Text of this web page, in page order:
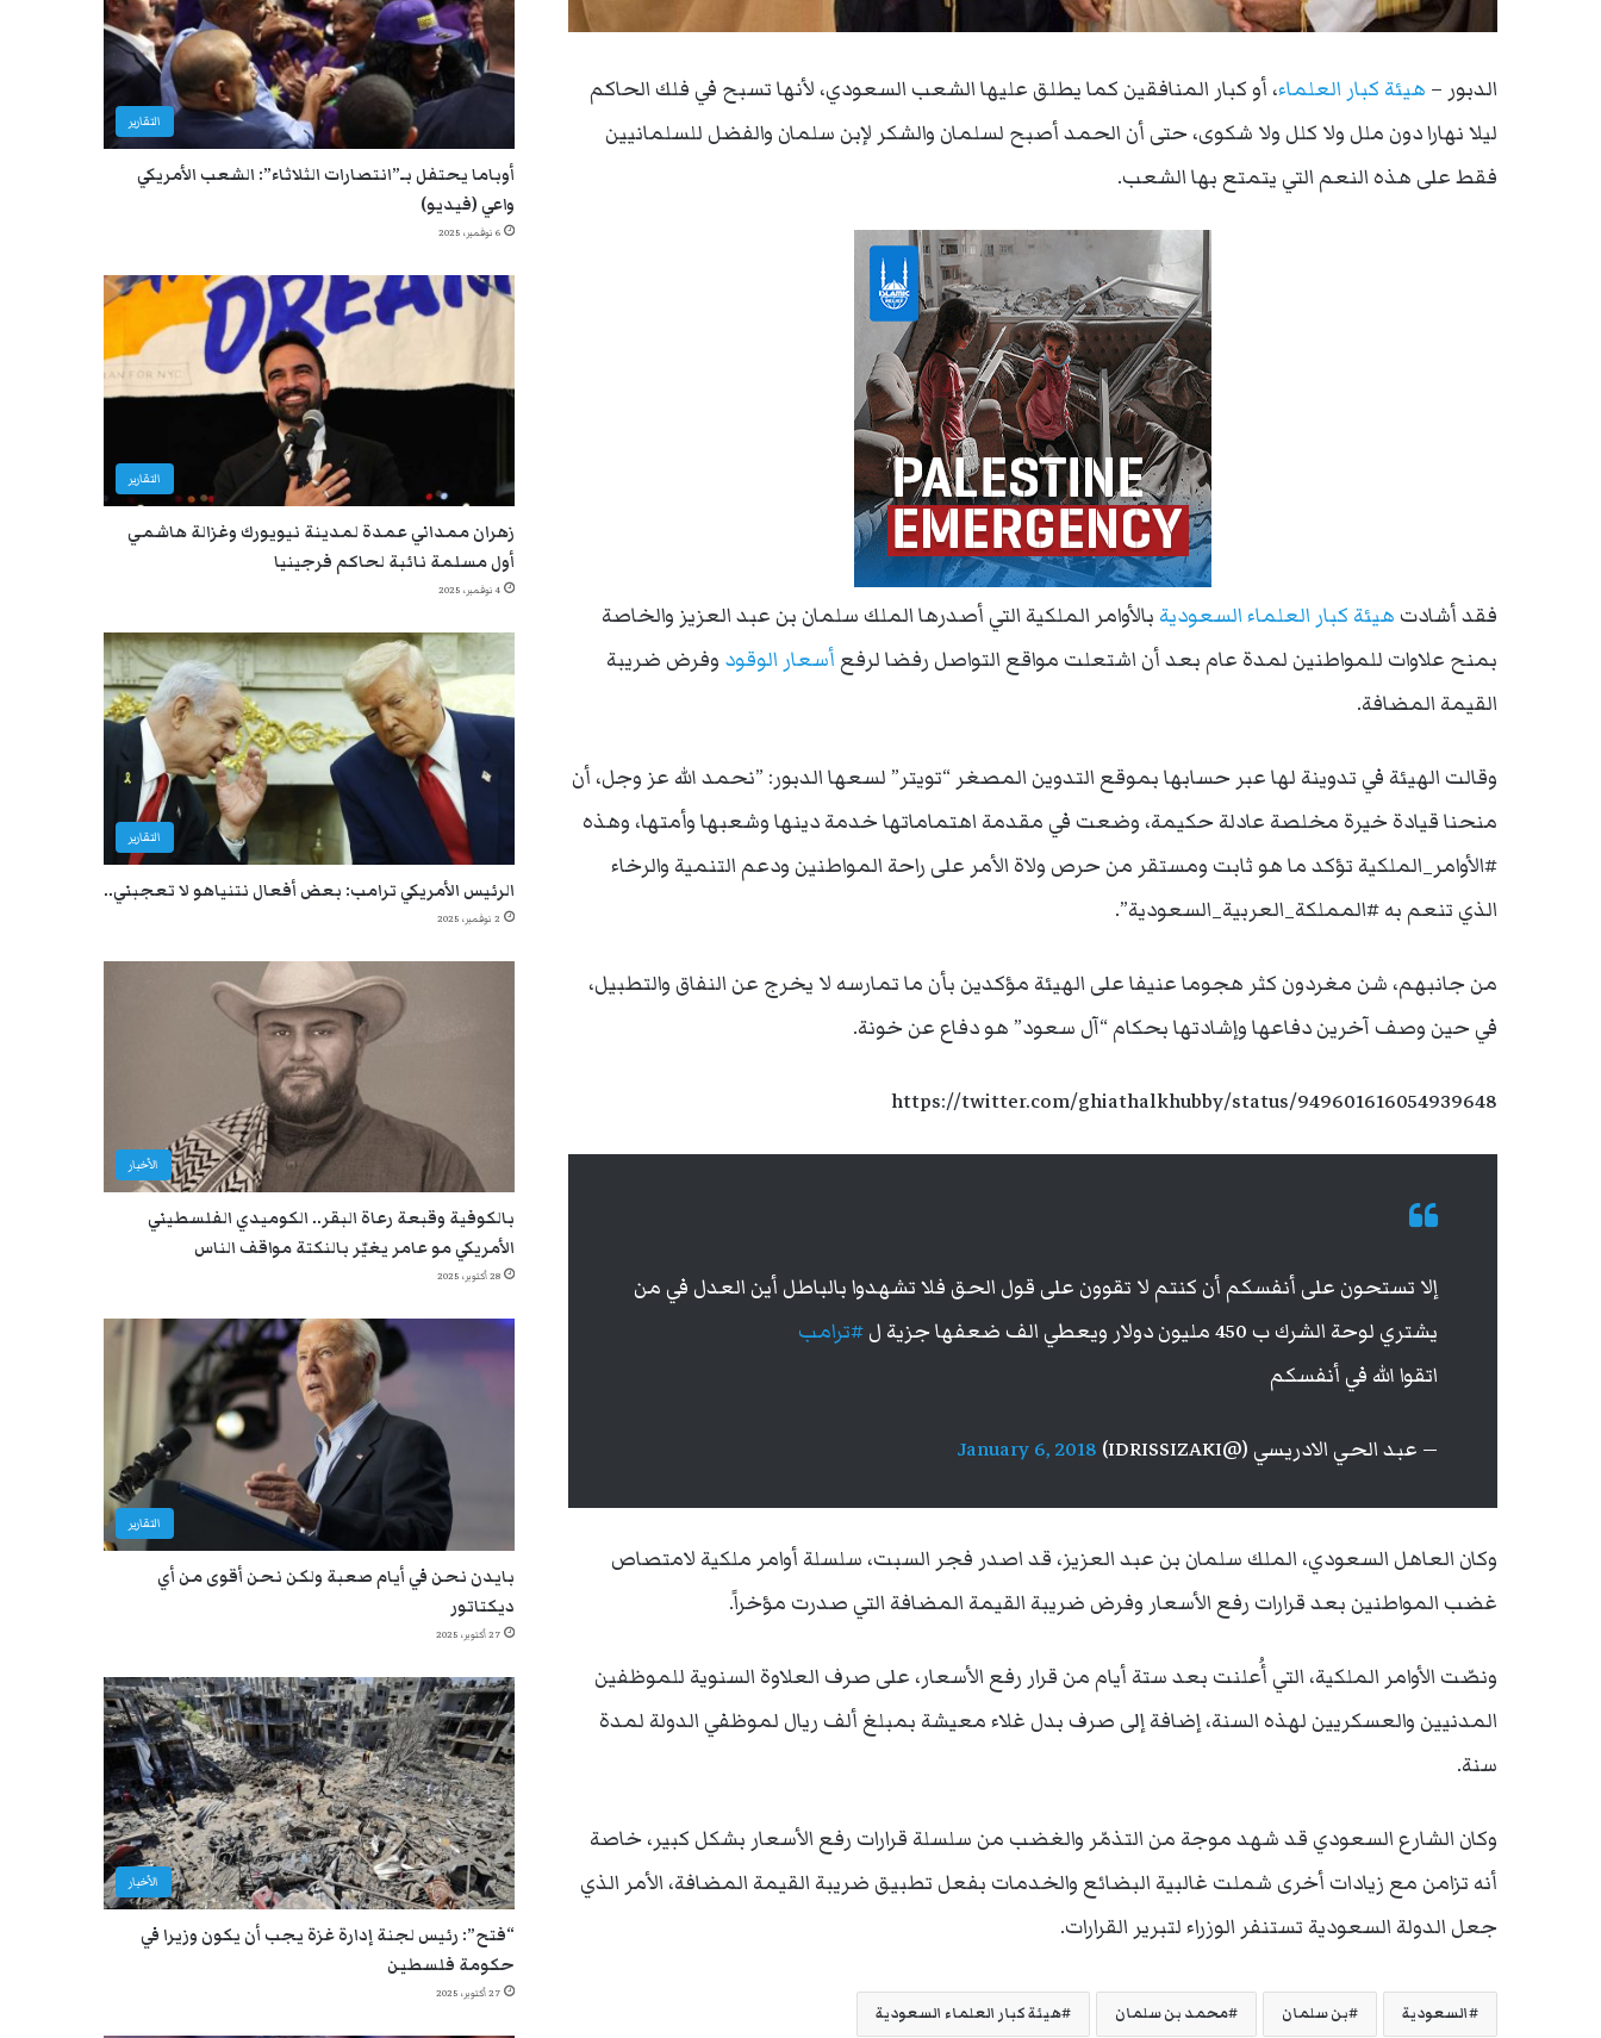
الدبور – هيئة كبار العلماء، أو كبار المنافقين كما يطلق عليها الشعب السعودي، لأنها تسبح في فلك الحاكم
ليلا نهارا دون ملل ولا كلل ولا شكوى، حتى أن الحمد أصبح لسلمان والشكر لإبن سلمان والفضل للسلمانيين
فقط على هذه النعم التي يتمتع بها الشعب.
فقد أشادت هيئة كبار العلماءالسعودية بالأوامر الملكية التي أصدرها الملك سلمان بن عبد العزيز والخاصة
بمنح علاوات للمواطنين لمدة عام بعد أن اشتعلت مواقع التواصل رفضا لرفع أسعار الوقود وفرض ضريبة
القيمة المضافة.
وقالت الهيئة في تدوينة لها عبر حسابها بموقع التدوين المصغر “تويتر” لسعها الدبور: ”نحمد الله عز وجل، أن
منحنا قيادة خيرة مخلصة عادلة حكيمة، وضعت في مقدمة اهتماماتها خدمة دينها وشعبها وأمتها، وهذه
#الأوامر_الملكية تؤكد ما هو ثابت ومستقر من حرص ولاة الأمر على راحة المواطنين ودعم التنمية والرخاء
الذي تنعم به #المملكة_العربية_السعودية”.
من جانبهم، شن مغردون كثر هجوما عنيفا على الهيئة مؤكدين بأن ما تمارسه لا يخرج عن النفاق والتطبيل،
في حين وصف آخرين دفاعها وإشادتها بحكام “آل سعود” هو دفاع عن خونة.
https://twitter.com/ghiathalkhubby/status/949601616054939648
إلا تستحون على أنفسكم أن كنتم لا تقوون على قول الحق فلا تشهدوا بالباطل أين العدل في من
يشتري لوحة الشرك ب 450 مليون دولار ويعطي الف ضعفها جزية ل
#ترامب
اتقوا الله في أنفسكم
— عبد الحي الادريسي (@IDRISSIZAKI) January 6, 2018
وكان العاهل السعودي، الملك سلمان بن عبد العزيز، قد اصدر فجر السبت، سلسلة أوامر ملكية لامتصاص
غضب المواطنين بعد قرارات رفع الأسعار وفرض ضريبة القيمة المضافة التي صدرت مؤخراً.
ونصّت الأوامر الملكية، التي أُعلنت بعد ستة أيام من قرار رفع الأسعار، على صرف العلاوة السنوية للموظفين
المدنيين والعسكريين لهذه السنة، إضافة إلى صرف بدل غلاء معيشة بمبلغ ألف ريال لموظفي الدولة لمدة
سنة.
وكان الشارع السعودي قد شهد موجة من التذمّر والغضب من سلسلة قرارات رفع الأسعار بشكل كبير، خاصة
أنه تزامن مع زيادات أخرى شملت غالبية البضائع والخدمات بفعل تطبيق ضريبة القيمة المضافة، الأمر الذي
جعل الدولة السعودية تستنفر الوزراء لتبرير القرارات.
السعودية بن سلمان محمد بن سلمان هيئة كبار العلماء السعودية
التقارير
أوباما يحتفل بـ”انتصارات الثلاثاء”: الشعب الأمريكي
واعي (فيديو)
6 نوفمبر، 2025
التقارير
زهران ممداني عمدة لمدينة نيويورك وغزالة هاشمي
أول مسلمة نائبة لحاكم فرجينيا
4 نوفمبر، 2025
التقارير
الرئيس الأمريكي ترامب: بعض أفعال نتنياهو لا تعجبني..
2 نوفمبر، 2025
الأخبار
بالكوفية وقبعة رعاة البقر.. الكوميدي الفلسطيني
الأمريكي مو عامر يغيّر بالنكتة مواقف الناس
28 أكتوبر، 2025
التقارير
بايدن نحن في أيام صعبة ولكن نحن أقوى من أي
ديكتاتور
27 أكتوبر، 2025
الأخبار
“فتح”: رئيس لجنة إدارة غزة يجب أن يكون وزيرا في
حكومة فلسطين
27 أكتوبر، 2025